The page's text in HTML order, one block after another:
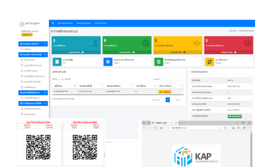
คอร์ส
อบรม
ติดต่อ
เรา